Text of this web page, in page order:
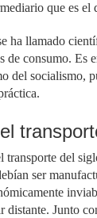
que es el
ha llamado
de consumo. Es
del socialismo,
transporte del
ser
distante. Junto